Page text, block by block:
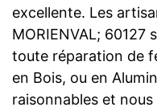
excellente. Les
MORIENVAL;
toute réparation de
en Bois, ou en
raisonnables et